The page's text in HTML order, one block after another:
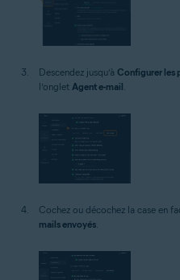
Descendez jusqu’à Configurer les
l’onglet Agent e-mail.
Cochez ou décochez la case en
mails envoyés.